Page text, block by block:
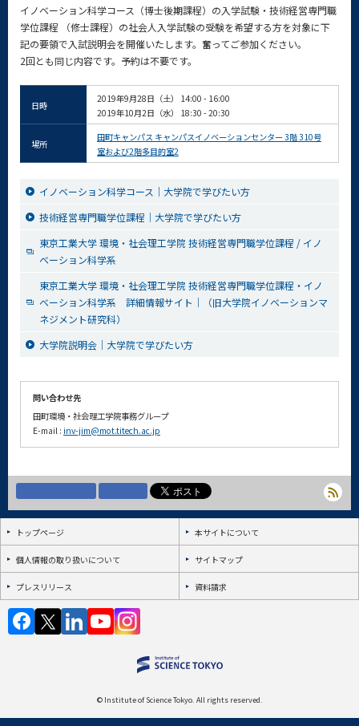
イノベーション科学コース（博士後期課程）の入学試験・技術経営専門職
学位課程 （修士課程）の社会人入学試験の受験を希望する方を対象に下
記の要領で入試説明会を開催いたします。奮ってご参加ください。
2回とも同じ内容です。予約は不要です。
日時
2019年9月28日（土） 14:00 - 16:00
2019年10月2日（水） 18:30 - 20:30
場所
田町キャンパス キャンパスイノベーションセンター 3階 310号
室および2階多目的室2
イノベーション科学コース｜大学院で学びたい方
技術経営専門職学位課程｜大学院で学びたい方
東京工業大学 環境・社会理工学院 技術経営専門職学位課程 / イノ
ベーション科学系
東京工業大学 環境・社会理工学院 技術経営専門職学位課程・イノ
ベーション科学系 詳細情報サイト｜（旧大学院イノベーションマ
ネジメント研究科）
大学院説明会｜大学院で学びたい方
問い合わせ先
田町環境・社会理工学院事務グループ
E-mail : inv-jim@mot.titech.ac.jp
トップページ 本サイトについて
個人情報の取り扱いについて サイトマップ
プレスリリース 資料請求
© Institute of Science Tokyo. All rights reserved.